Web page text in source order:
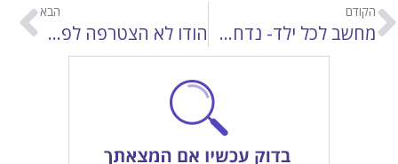
הקודם
מחשב לכל ילד- נדחתה תביעת העמותה "המפעל הלאומי לפיתוח חברתי" לשימוש ייחודי בשם "מחשב לכל ילד".
הבא
הודו לא הצטרפה לפרוטוקול מדריד